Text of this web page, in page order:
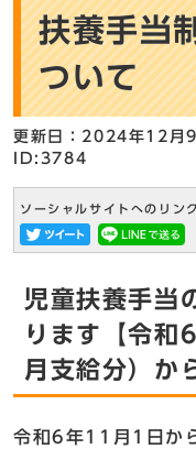
扶養手当
ついて
更新日：2024年12月9
ID:3784
ソーシャルサイトへのリン
児童扶養手当
ります【令和
月支給分）か
令和6年11月1日か